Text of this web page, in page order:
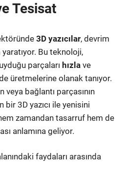
Tesisat
3D yazıcılar, devrim
Bu teknoloji,
parçaları hızla ve
üretmelerine olanak tanıyor.
veya bağlantı parçasının
3D yazıcı ile yenisini
zamandan tasarruf hem de
anlamına geliyor.
faydaları arasında